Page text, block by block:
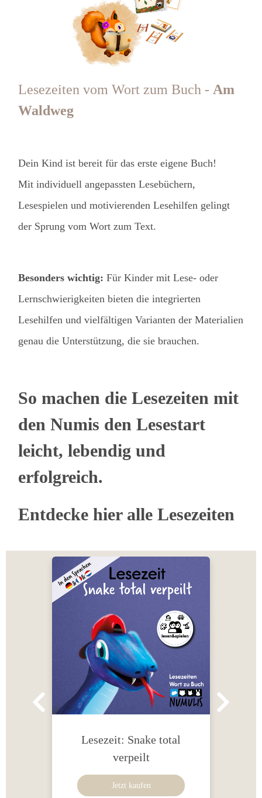
Lesezeiten vom Wort zum Buch - Am
Waldweg
Dein Kind ist bereit für das erste eigene Buch!
Mit individuell angepassten Lesebüchern,
Lesespielen und motivierenden Lesehilfen gelingt
der Sprung vom Wort zum Text.
Besonders wichtig: Für Kinder mit Lese- oder
Lernschwierigkeiten bieten die integrierten
Lesehilfen und vielfältigen Varianten der Materialien
genau die Unterstützung, die sie brauchen.
So machen die Lesezeiten mit
den Numis den Lesestart
leicht, lebendig und
erfolgreich.
Entdecke hier alle Lesezeiten
Lesezeit: Snake total
verpeilt
Jetzt kaufen